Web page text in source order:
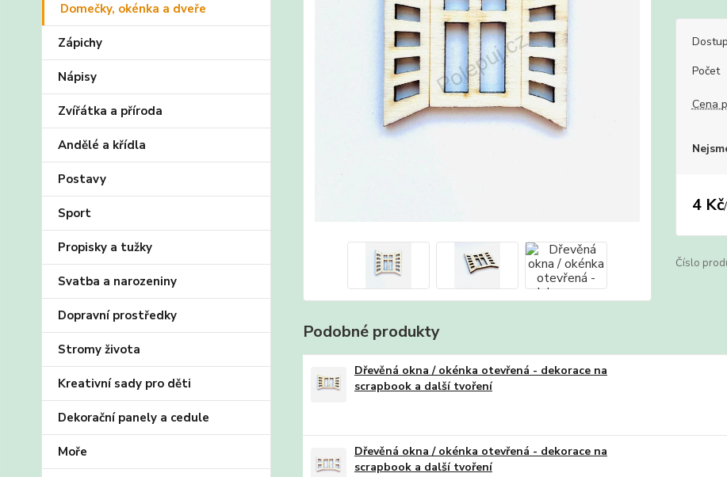
Domečky, okénka a dveře
Zápichy
Nápisy
Zvířátka a příroda
Andělé a křídla
Postavy
Sport
Propisky a tužky
Svatba a narozeniny
Dopravní prostředky
Stromy života
Kreativní sady pro děti
Dekorační panely a cedule
Moře
Počet
Cena
4 Kč/
Číslo
Podobné produkty
Dřevěná okna / okénka otevřená - dekorace na
scrapbook a další tvoření
Dřevěná okna / okénka otevřená - dekorace na
scrapbook a další tvoření